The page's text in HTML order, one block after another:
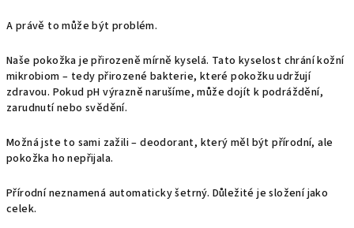
A právě to může být problém.
Naše pokožka je přirozeně mírně kyselá. Tato kyselost chrání kožní
mikrobiom – tedy přirozené bakterie, které pokožku udržují
zdravou. Pokud pH výrazně narušíme, může dojít k podráždění,
zarudnutí nebo svědění.
Možná jste to sami zažili – deodorant, který měl být přírodní, ale
pokožka ho nepřijala.
Přírodní neznamená automaticky šetrný. Důležité je složení jako
celek.